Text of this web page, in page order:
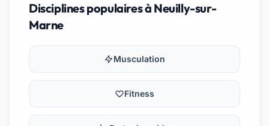
Disciplines populaires à Neuilly-sur-
Marne
Musculation
Fitness